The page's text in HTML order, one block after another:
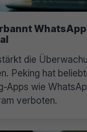
die
Peking hat
Apps wie
verboten.